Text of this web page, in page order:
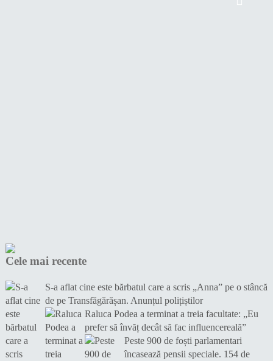
Cele mai recente
S-a aflat cine este bărbatul care a scris „Anna” pe o stâncă
de pe Transfăgărășan. Anunțul polițiștilor
Raluca Podea a terminat a treia facultate: „Eu
prefer să învăț decât să fac influencereală”
Peste 900 de foști parlamentari
încasează pensii speciale. 154 de